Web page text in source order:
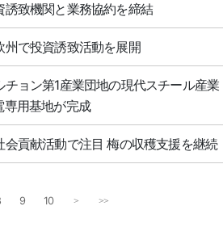
致機関と業務協約を締結
で投資誘致活動を展開
ョン第1産業団地の現代スチール産業
用基地が完成
貢献活動で注目 梅の収穫支援を継続
9 10 > >>